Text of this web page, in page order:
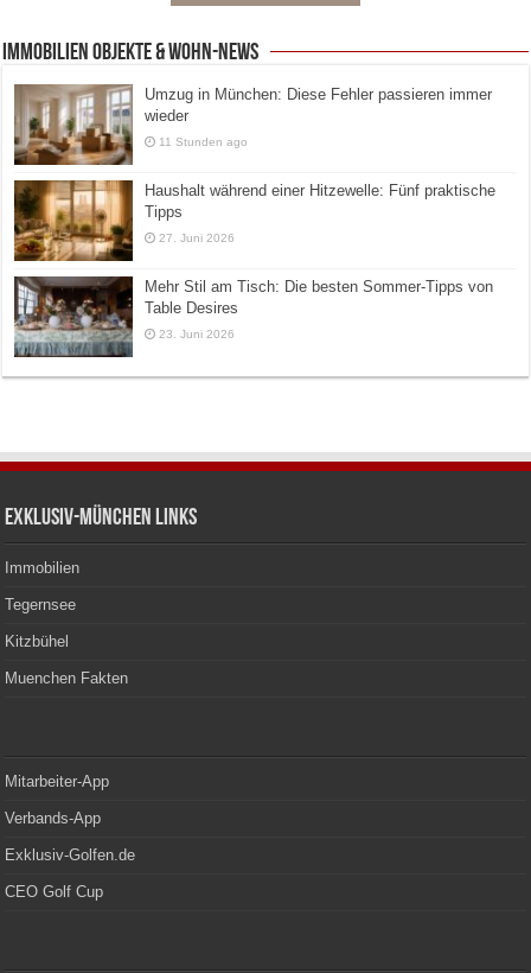
Immobilien Objekte & Wohn-News
Umzug in München: Diese Fehler passieren immer
wieder
11 Stunden ago
Haushalt während einer Hitzewelle: Fünf praktische
Tipps
27. Juni 2026
Mehr Stil am Tisch: Die besten Sommer-Tipps von
Table Desires
23. Juni 2026
Exklusiv-München Links
Immobilien
Tegernsee
Kitzbühel
Muenchen Fakten
Mitarbeiter-App
Verbands-App
Exklusiv-Golfen.de
CEO Golf Cup